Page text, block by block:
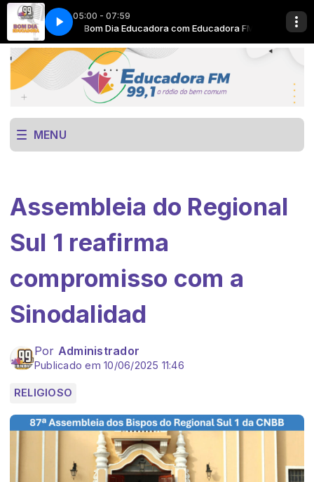
05:00 - 07:59
FM Bom Dia Educadora com Educadora FM
Now Playing info goes here
MENU
Assembleia do Regional
Sul 1 reafirma
compromisso com a
Sinodalidad
Por Administrador
Publicado em 10/06/2025 11:46
RELIGIOSO